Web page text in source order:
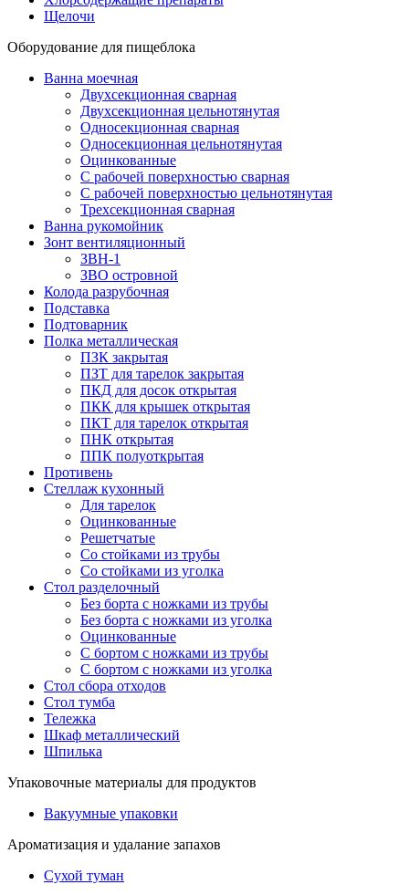
Щелочи
Оборудование для пищеблока
Ванна моечная
Двухсекционная сварная
Двухсекционная цельнотянутая
Односекционная сварная
Односекционная цельнотянутая
Оцинкованные
С рабочей поверхностью сварная
С рабочей поверхностью цельнотянутая
Трехсекционная сварная
Ванна рукомойник
Зонт вентиляционный
ЗВН-1
ЗВО островной
Колода разрубочная
Подставка
Подтоварник
Полка металлическая
ПЗК закрытая
ПЗТ для тарелок закрытая
ПКД для досок открытая
ПКК для крышек открытая
ПКТ для тарелок открытая
ПНК открытая
ППК полуоткрытая
Противень
Стеллаж кухонный
Для тарелок
Оцинкованные
Решетчатые
Со стойками из трубы
Со стойками из уголка
Стол разделочный
Без борта с ножками из трубы
Без борта с ножками из уголка
Оцинкованные
С бортом с ножками из трубы
С бортом с ножками из уголка
Стол сбора отходов
Стол тумба
Тележка
Шкаф металлический
Шпилька
Упаковочные материалы для продуктов
Вакуумные упаковки
Ароматизация и удалание запахов
Сухой туман